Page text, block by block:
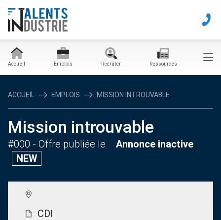
Accueil Emplois Recruter Ressources
ACCUEIL EMPLOIS MISSION INTROUVABLE
Mission introuvable
#000 - Offre publiée le
Annonce inactive
NEW
CDI